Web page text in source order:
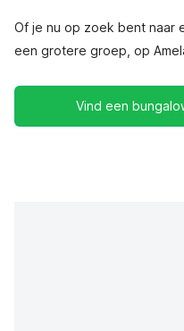
Of je nu op zoek bent naar
een grotere groep, op
Vind een